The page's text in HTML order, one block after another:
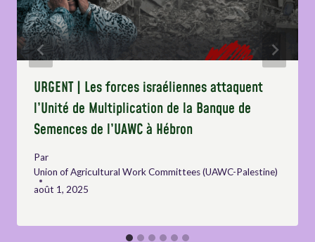
URGENT | Les forces israéliennes attaquent
l’Unité de Multiplication de la Banque de
Semences de l’UAWC à Hébron
Par
Union of Agricultural Work Committees (UAWC-Palestine)
août 1, 2025